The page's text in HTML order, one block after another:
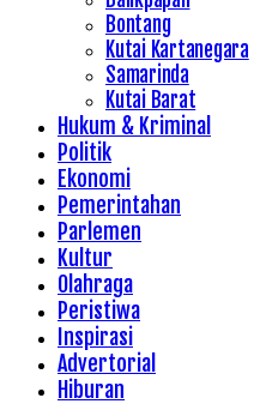
Bontang
Kutai Kartanegara
Samarinda
Kutai Barat
Hukum & Kriminal
Politik
Ekonomi
Pemerintahan
Parlemen
Kultur
Olahraga
Peristiwa
Inspirasi
Advertorial
Hiburan